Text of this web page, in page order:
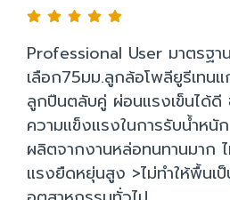
Professional User มาตรฐา
เลือก75มม.ลูกล้อโพลียูรีเทน
ลูกปืนตลับคู่ ผ่อนแรงเข็นได้ดี
ความแข็งแรงในการรับน้ำหนั
ผลิตจากงานหล่อทนทานมาก
แรงยืดหยุ่นสูง >ไม่ทำให้พื้นเ